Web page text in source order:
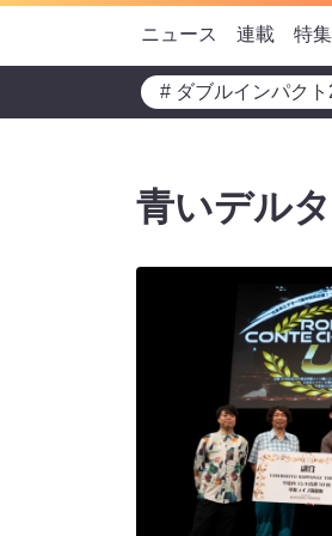
ニュース 連載 特集
# ダブルインパク
青いデル